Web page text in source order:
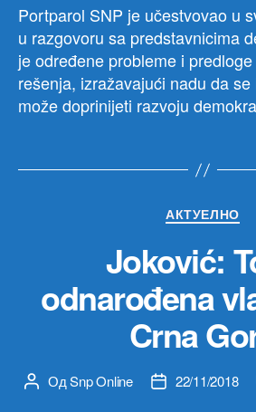
Portparol SNP je učestvovao u
u razgovoru sa predstavnicima
je određene probleme i
rešenja, izražavajući nadu da
može doprinijeti razvoju
АКТУЕЛНО
Joković:
odnarođena
Crna
Аутор
ОдSnp Online
Датум22/11/2018